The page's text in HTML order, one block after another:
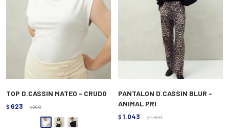
TOP D.CASSIN MATEO - CRUDO
$ 623 $ 890
PANTALON D.CASSIN BLUR -
ANIMAL PRI
$ 1.043 $ 1.490